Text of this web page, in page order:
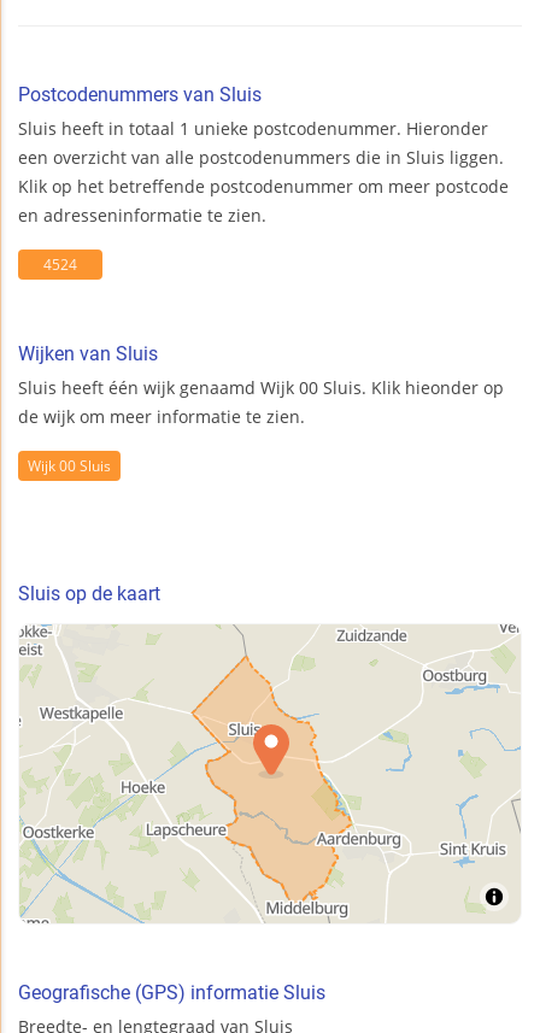
Postcodenummers van Sluis
Sluis heeft in totaal 1 unieke postcodenummer. Hieronder
een overzicht van alle postcodenummers die in Sluis liggen.
Klik op het betreffende postcodenummer om meer postcode
en adresseninformatie te zien.
4524
Wijken van Sluis
Sluis heeft één wijk genaamd Wijk 00 Sluis. Klik hieonder op
de wijk om meer informatie te zien.
Wijk 00 Sluis
Sluis op de kaart
Geografische (GPS) informatie Sluis
Breedte- en lengtegraad van Sluis